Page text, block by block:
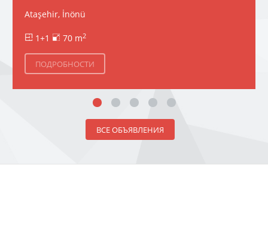
Ataşehir, İnönü
1+1 70 m2
ПОДРОБНОСТИ
ВСЕ ОБЪЯВЛЕНИЯ